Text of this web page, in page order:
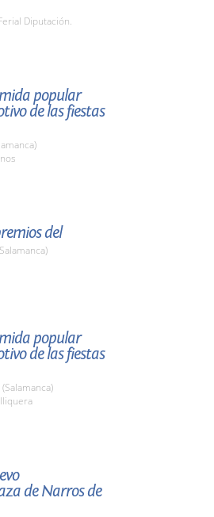
Diputación.
popular
de las fiestas
del
popular
de las fiestas
de Narros de